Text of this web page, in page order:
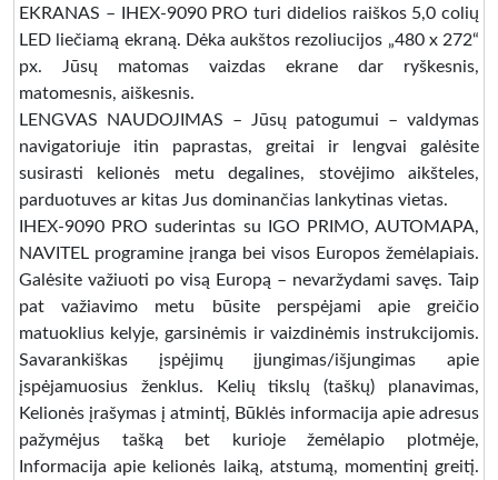
EKRANAS – IHEX-9090 PRO turi didelios raiškos 5,0 colių
LED liečiamą ekraną. Dėka aukštos rezoliucijos „480 x 272“
px. Jūsų matomas vaizdas ekrane dar ryškesnis,
matomesnis, aiškesnis.
LENGVAS NAUDOJIMAS – Jūsų patogumui – valdymas
navigatoriuje itin paprastas, greitai ir lengvai galėsite
susirasti kelionės metu degalines, stovėjimo aikšteles,
parduotuves ar kitas Jus dominančias lankytinas vietas.
IHEX-9090 PRO suderintas su IGO PRIMO, AUTOMAPA,
NAVITEL programine įranga bei visos Europos žemėlapiais.
Galėsite važiuoti po visą Europą – nevaržydami savęs. Taip
pat važiavimo metu būsite perspėjami apie greičio
matuoklius kelyje, garsinėmis ir vaizdinėmis instrukcijomis.
Savarankiškas įspėjimų įjungimas/išjungimas apie
įspėjamuosius ženklus. Kelių tikslų (taškų) planavimas,
Kelionės įrašymas į atmintį, Būklės informacija apie adresus
pažymėjus tašką bet kurioje žemėlapio plotmėje,
Informacija apie kelionės laiką, atstumą, momentinį greitį.